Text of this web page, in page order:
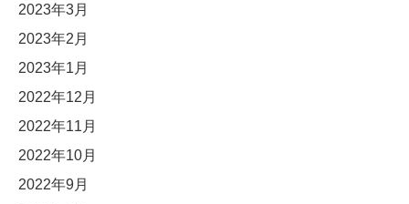
2023年3月
2023年2月
2023年1月
2022年12月
2022年11月
2022年10月
2022年9月